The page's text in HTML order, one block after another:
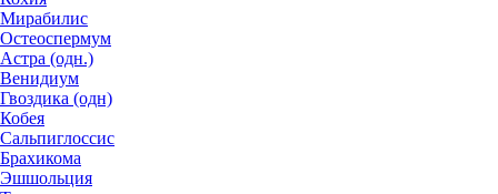
Мирабилис
Остеоспермум
Астра (одн.)
Венидиум
Гвоздика (одн)
Кобея
Сальпиглоссис
Брахикома
Эшшольция